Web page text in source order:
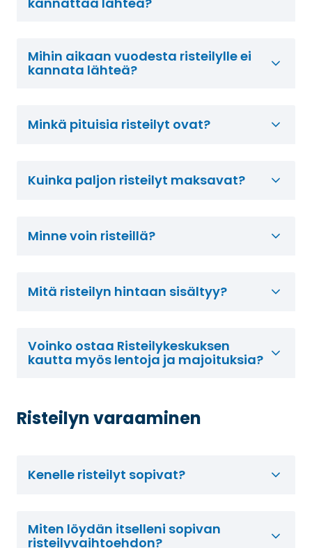
Mihin aikaan vuodesta risteilylle ei
kannata lähteä?
Minkä pituisia risteilyt ovat?
Kuinka paljon risteilyt maksavat?
Minne voin risteillä?
Mitä risteilyn hintaan sisältyy?
Voinko ostaa Risteilykeskuksen
kautta myös lentoja ja majoituksia?
Risteilyn varaaminen
Kenelle risteilyt sopivat?
Miten löydän itselleni sopivan
risteilyvaihtoehdon?